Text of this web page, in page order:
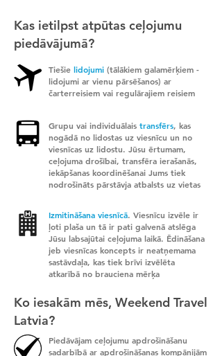
Kas ietilpst atpūtas ceļojumu
piedāvājumā?
Tiešie lidojumi (tālākiem galamērķiem -
lidojumi ar vienu pārsēšanos) ar
čarterreisiem vai regulārajiem reisiem
Grupu vai individuālais transfērs, kas
nogādā no lidostas uz viesnīcu un no
viesnīcas uz lidostu. Jūsu ērtumam,
ceļojuma drošībai, transfēra ierašanās,
iekāpšanas koordinēšanai Jums tiek
nodrošināts pārstāvja atbalsts uz vietas
Izmitināšana viesnīcā. Viesnīcu izvēle ir
ļoti plaša un tā ir pati galvenā atslēga
Jūsu labsajūtai ceļojuma laikā. Ēdināšana
jeb viesnīcas koncepts ir neatņemama
sastāvdaļa, kas tiek brīvi izvēlēta
atkarībā no brauciena mērķa
Ko iesakām mēs, Weekend Travel
Latvia?
Piedāvājam ceļojumu apdrošināšanu
sadarbībā ar apdrošināšanas kompānijām